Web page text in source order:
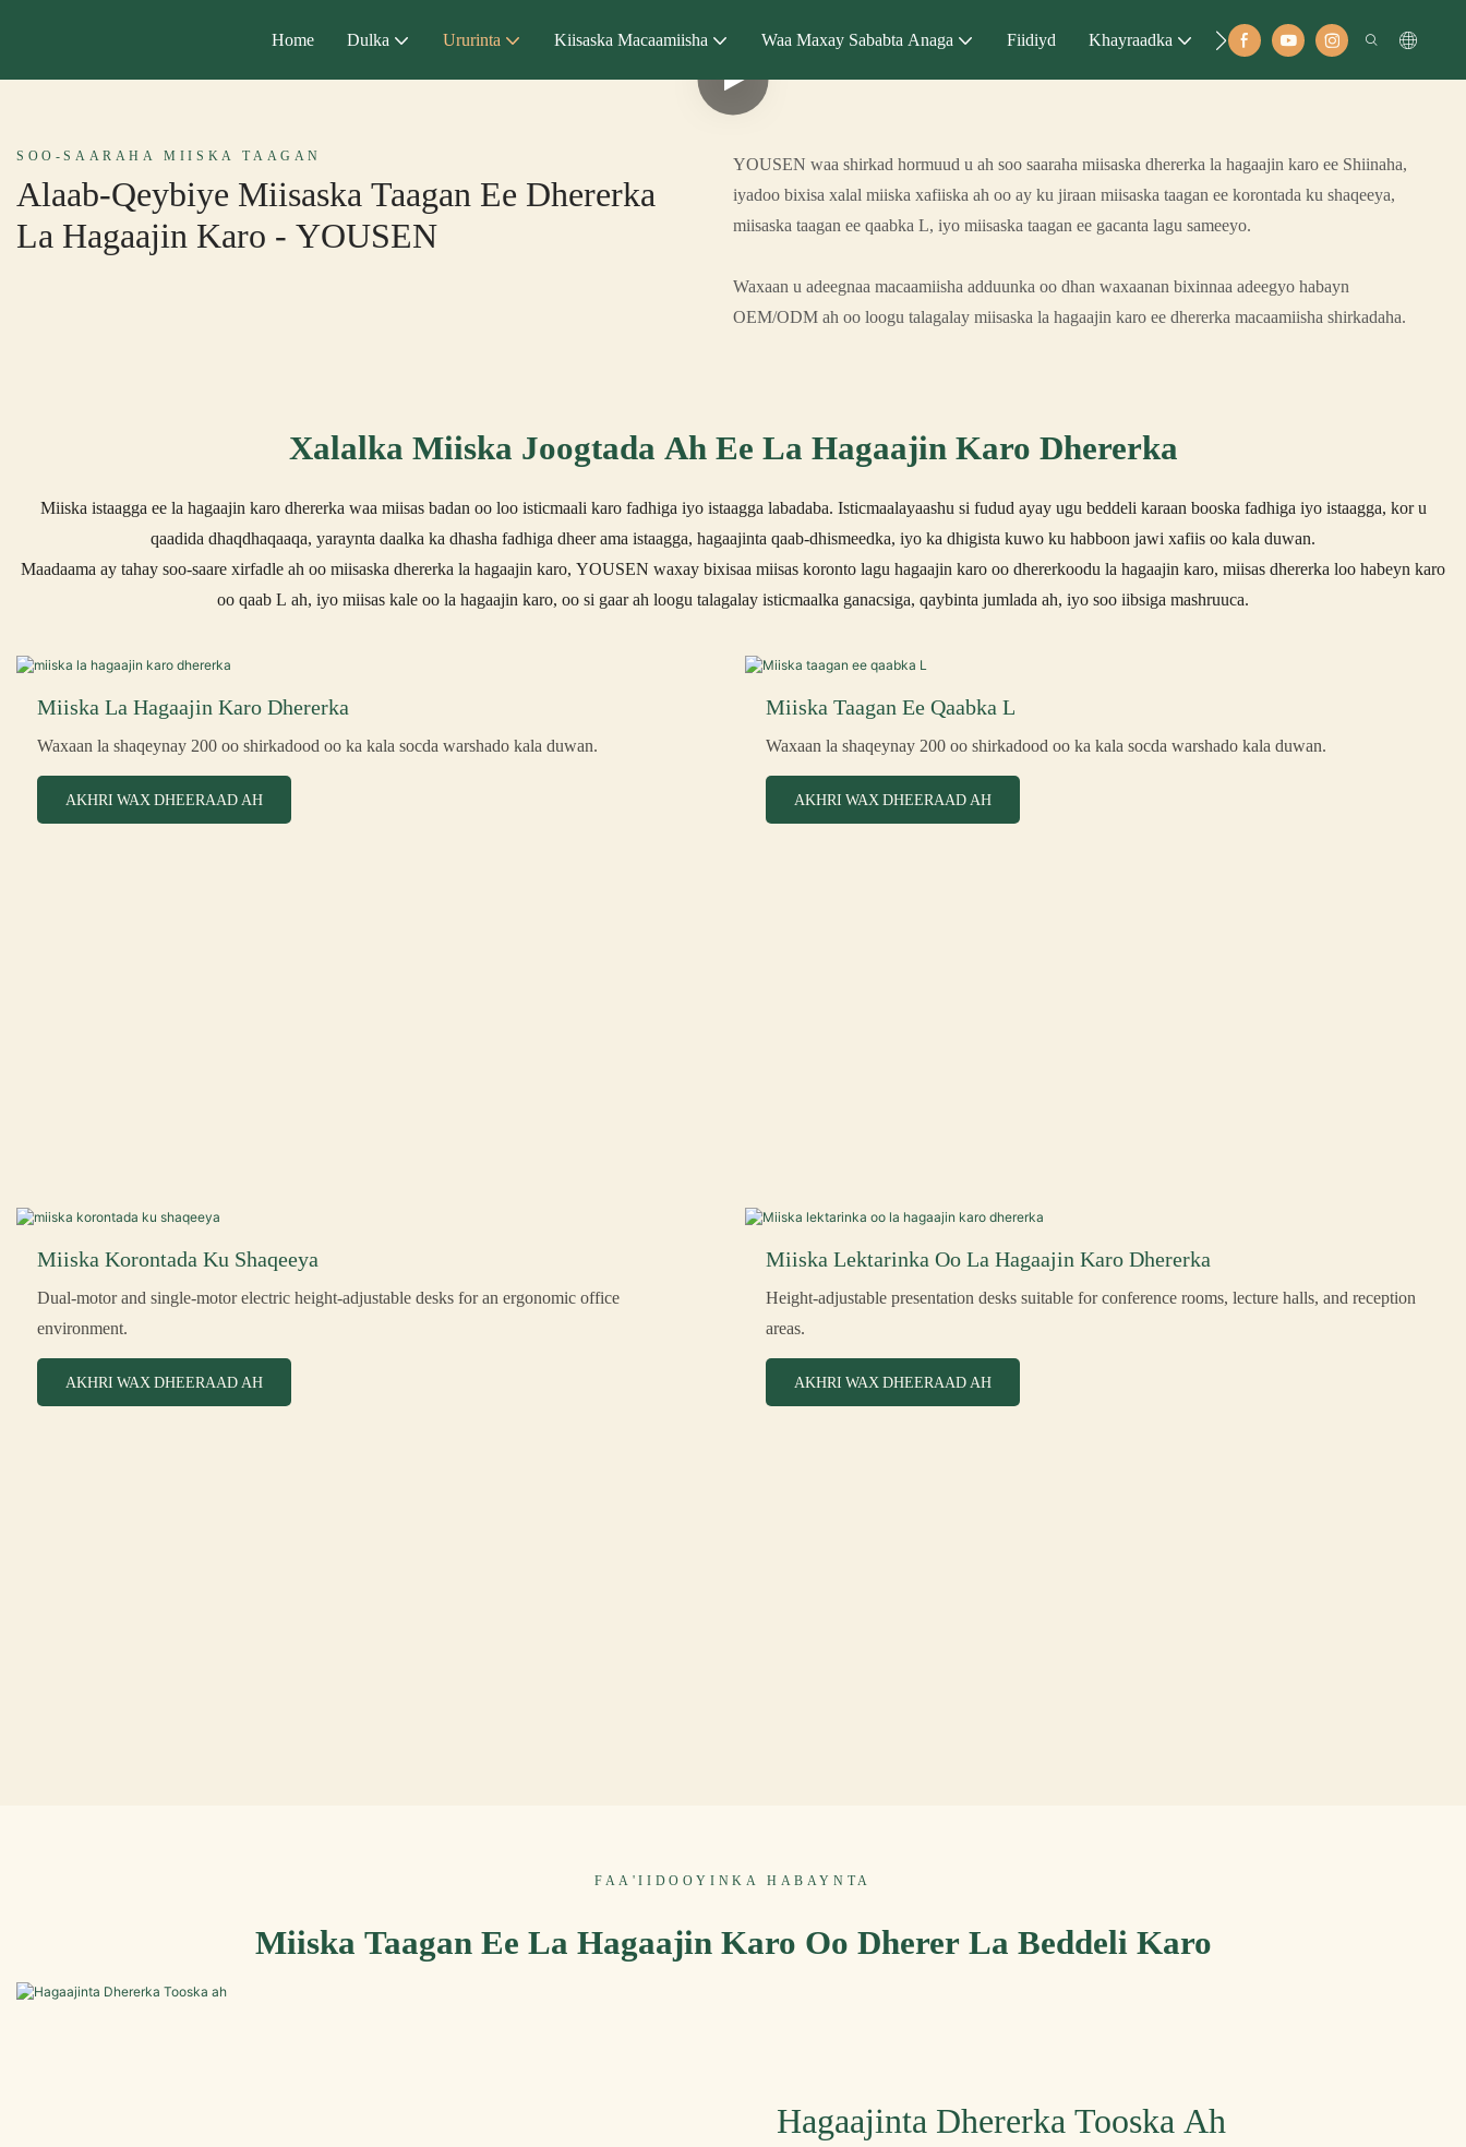
Home Dulka Ururinta Kiisaska Macaamiisha Waa Maxay Sababta Anaga Fiidiyd Khayraadka Xiriirka
SOO-SAARAHA MIISKA TAAGAN
Alaab-Qeybiye Miisaska Taagan Ee Dhererka
La Hagaajin Karo - YOUSEN
YOUSEN waa shirkad hormuud u ah soo saaraha miisaska dhererka la hagaajin karo ee Shiinaha,
iyadoo bixisa xalal miiska xafiiska ah oo ay ku jiraan miisaska taagan ee korontada ku shaqeeya,
miisaska taagan ee qaabka L, iyo miisaska taagan ee gacanta lagu sameeyo.
Waxaan u adeegnaa macaamiisha adduunka oo dhan waxaanan bixinnaa adeegyo habayn
OEM/ODM ah oo loogu talagalay miisaska la hagaajin karo ee dhererka macaamiisha shirkadaha.
Xalalka Miiska Joogtada Ah Ee La Hagaajin Karo Dhererka
Miiska istaagga ee la hagaajin karo dhererka waa miisas badan oo loo isticmaali karo fadhiga iyo istaagga labadaba. Isticmaalayaashu si fudud ayay ugu beddeli karaan booska fadhiga iyo istaagga, kor u
qaadida dhaqdhaqaaqa, yaraynta daalka ka dhasha fadhiga dheer ama istaagga, hagaajinta qaab-dhismeedka, iyo ka dhigista kuwo ku habboon jawi xafiis oo kala duwan.
Maadaama ay tahay soo-saare xirfadle ah oo miisaska dhererka la hagaajin karo, YOUSEN waxay bixisaa miisas koronto lagu hagaajin karo oo dhererkoodu la hagaajin karo, miisas dhererka loo habeyn karo
oo qaab L ah, iyo miisas kale oo la hagaajin karo, oo si gaar ah loogu talagalay isticmaalka ganacsiga, qaybinta jumlada ah, iyo soo iibsiga mashruuca.
Miiska La Hagaajin Karo Dhererka
Waxaan la shaqeynay 200 oo shirkadood oo ka kala socda warshado kala duwan.
AKHRI WAX DHEERAAD AH
Miiska Taagan Ee Qaabka L
Waxaan la shaqeynay 200 oo shirkadood oo ka kala socda warshado kala duwan.
AKHRI WAX DHEERAAD AH
Miiska Korontada Ku Shaqeeya
Dual-motor and single-motor electric height-adjustable desks for an ergonomic office
environment.
AKHRI WAX DHEERAAD AH
Miiska Lektarinka Oo La Hagaajin Karo Dhererka
Height-adjustable presentation desks suitable for conference rooms, lecture halls, and reception
areas.
AKHRI WAX DHEERAAD AH
FAA'IIDOOYINKA HABAYNTA
Miiska Taagan Ee La Hagaajin Karo Oo Dherer La Beddeli Karo
Hagaajinta Dhererka Tooska Ah